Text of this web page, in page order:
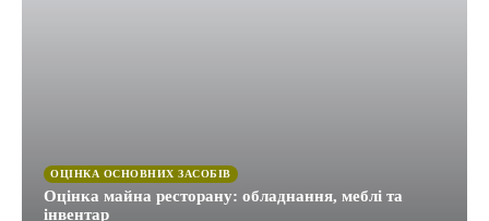
ОЦІНКА ОСНОВНИХ ЗАСОБІВ
Оцінка майна ресторану: обладнання, меблі та
інвентар